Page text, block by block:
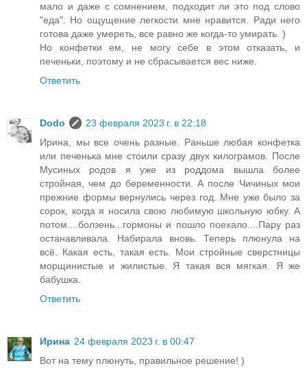
мало и даже с сомнением, подходит ли это под слово
"еда". Но ощущение легкости мне нравится. Ради него
готова даже умереть, все равно же когда-то умирать. )
Но конфетки ем, не могу себе в этом отказать, и
печеньки, поэтому и не сбрасывается вес ниже.
Ответить
Dodo
23 февраля 2023 г. в 22:18
Ирина, мы все очень разные. Раньше любая конфетка
или печенька мне стоили сразу двух килограмов. После
Мусиных родов я уже из роддома вышла более
стройная, чем до беременности. А после Чичиных мои
прежние формы вернулись через год. Мне уже было за
сорок, когда я носила свою любимую школьную юбку. А
потом....болзень...гормоны и пошло поехало....Пару раз
останавливала. Набирала вновь. Теперь плюнула на
всё. Какая есть, такая есть. Мои стройные сверстницы
морщинистые и жилистые. Я такая вся мягкая. Я же
бабушка.
Ответить
Ирина 24 февраля 2023 г. в 00:47
Вот на тему плюнуть, правильное решение! )